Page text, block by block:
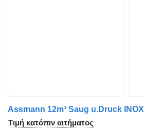
Assmann 12m³ Saug u.Druck
Τιμή κατόπιν αιτήματος